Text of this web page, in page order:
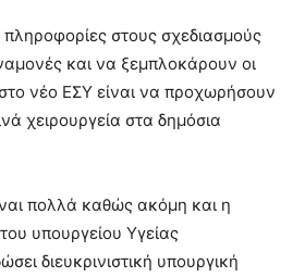
στους σχεδιασμούς
και να ξεμπλοκάρουν οι
νέο ΕΣΥ είναι να προχωρήσουν
χειρουργεία στα δημόσια
πολλά καθώς ακόμη και η
υπουργείου Υγείας
διευκρινιστική υπουργική